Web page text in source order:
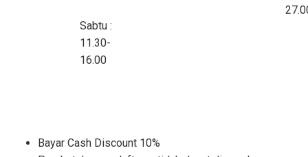
Sabtu :
11.30-
16.00
Bayar Cash Discount 10%